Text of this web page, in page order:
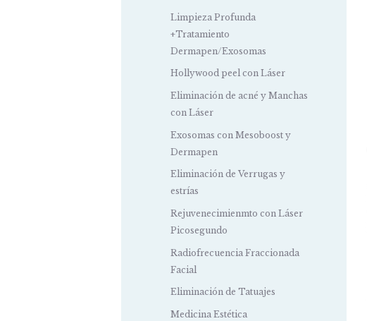
Limpieza Profunda
+Tratamiento
Dermapen/Exosomas
Hollywood peel con Láser
Eliminación de acné y Manchas
con Láser
Exosomas con Mesoboost y
Dermapen
Eliminación de Verrugas y
estrías
Rejuvenecimienmto con Láser
Picosegundo
Radiofrecuencia Fraccionada
Facial
Eliminación de Tatuajes
Medicina Estética